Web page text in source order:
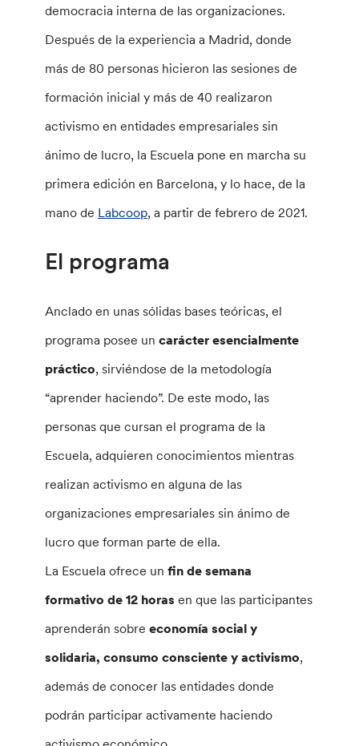
democracia interna de las organizaciones.
Después de la experiencia a Madrid, donde
más de 80 personas hicieron las sesiones de
formación inicial y más de 40 realizaron
activismo en entidades empresariales sin
ánimo de lucro, la Escuela pone en marcha su
primera edición en Barcelona, y lo hace, de la
mano de Labcoop, a partir de febrero de 2021.
El programa
Anclado en unas sólidas bases teóricas, el
programa posee uncarácter esencialmente
práctico, sirviéndose de la metodología
“aprender haciendo”. De este modo, las
personas que cursan el programa de la
Escuela, adquieren conocimientos mientras
realizan activismo en alguna de las
organizaciones empresariales sin ánimo de
lucro que forman parte de ella.
La Escuela ofrece unfin de semana
formativo de 12 horas en que las participantes
aprenderán sobre economía social y
solidaria, consumo consciente y activismo,
además de conocer las entidades donde
podrán participar activamente haciendo